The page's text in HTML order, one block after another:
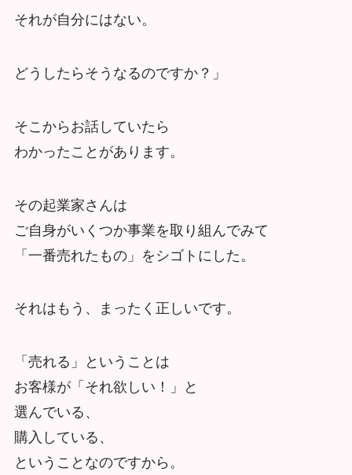
それが自分にはない。
どうしたらそうなるのですか？」
そこからお話していたら
わかったことがあります。
その起業家さんは
ご自身がいくつか事業を取り組んでみて
「一番売れたもの」をシゴトにした。
それはもう、まったく正しいです。
「売れる」ということは
お客様が「それ欲しい！」と
選んでいる、
購入している、
ということなのですから。